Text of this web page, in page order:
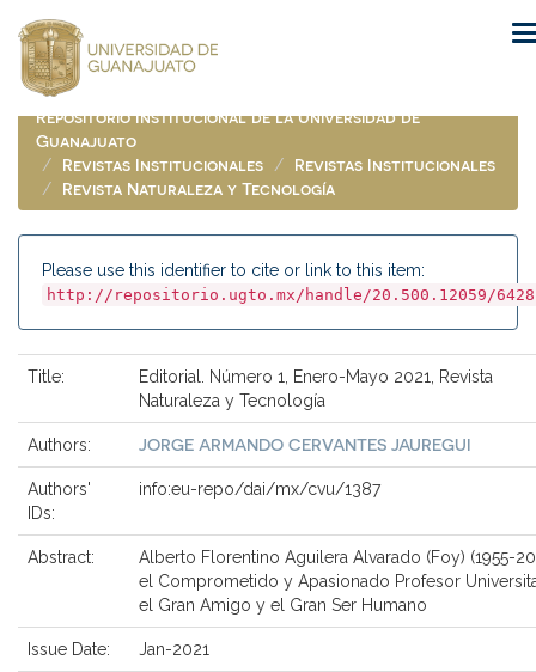
navigation
Repositorio Institucional de la Universidad de
Guanajuato
Revistas Institucionales
Revistas Institucionales
Revista Naturaleza y Tecnología
Please use this identifier to cite or link to this item:
http://repositorio.ugto.mx/handle/20.500.12059/6428
Title:
Editorial. Número 1, Enero-Mayo 2021, Revista
Naturaleza y Tecnología
Authors: JORGE ARMANDO CERVANTES JAUREGUI
Authors'
IDs:
info:eu-repo/dai/mx/cvu/1387
Abstract:
Alberto Florentino Aguilera Alvarado (Foy) (1955-
el Comprometido y Apasionado Profesor
el Gran Amigo y el Gran Ser Humano
Issue Date: Jan-2021